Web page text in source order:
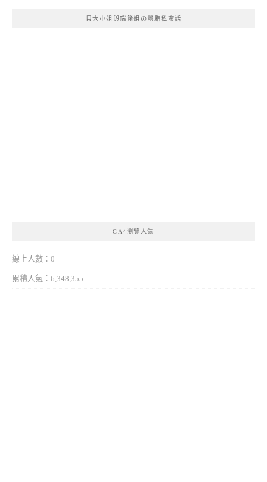
貝大小姐與瑞餚姐の囂脂私蜜話
GA4瀏覽人氣
線上人數：0
累積人氣：6,348,355